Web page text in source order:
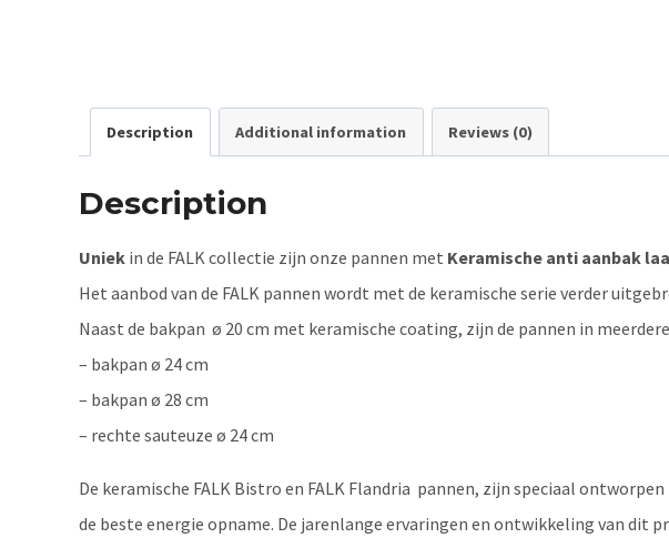
Description Additional information Reviews (0)
Description
Uniek in de FALK collectie zijn onze pannen met Keramische anti aanbak
Het aanbod van de FALK pannen wordt met de keramische serie verder
Naast de bakpan ø 20 cm met keramische coating, zijn de pannen in
– bakpan ø 24 cm
– bakpan ø 28 cm
– rechte sauteuze ø 24 cm
De keramische FALK Bistro en FALK Flandria pannen, zijn speciaal
de beste energie opname. De jarenlange ervaringen en ontwikkeling van dit